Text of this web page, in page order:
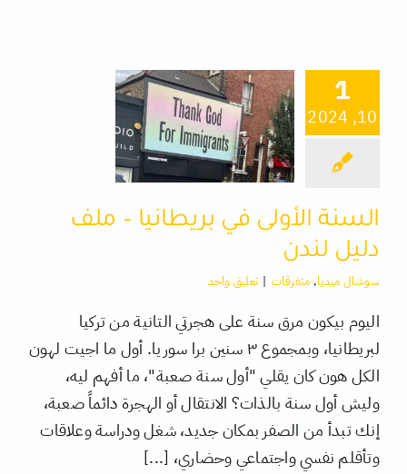
كتب
تقنية
1
10, 2024
السنة الأولى في بريطانيا – ملف
دليل لندن
سوشال ميديا, متفرقات | تعليق واحد
اليوم بيكون مرق سنة على هجرتي التانية من تركيا
لبريطانيا، وبمجموع ٣ سنين برا سوريا. أول ما اجيت لهون
الكل هون كان يقلي "أول سنة صعبة"، ما أفهم ليه،
وليش أول سنة بالذات؟ الانتقال أو الهجرة دائماً صعبة،
إنك تبدأ من الصفر بمكان جديد، شغل ودراسة وعلاقات
وتأقلم نفسي واجتماعي وحضاري، [...]